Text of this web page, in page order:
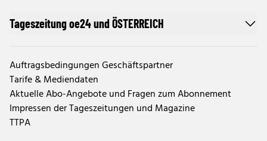
Tageszeitung oe24 und ÖSTERREICH
Auftragsbedingungen Geschäftspartner
Tarife & Mediendaten
Aktuelle Abo-Angebote und Fragen zum Abonnement
Impressen der Tageszeitungen und Magazine
TTPA